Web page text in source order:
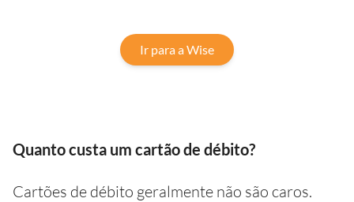
Ir para a Wise
Quanto custa um cartão de débito?
Cartões de débito geralmente não são caros.